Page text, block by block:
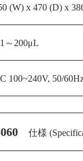
(W) x 470 (D) x
～200μL
100~240V, 50/
仕様